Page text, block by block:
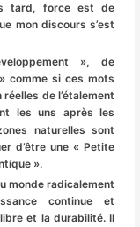
tard, force est de
mon discours s’est
», de
comme si ces mots
de l’étalement
les uns après les
naturelles sont
d’être une « Petite
».
monde radicalement
continue et
et la durabilité. Il